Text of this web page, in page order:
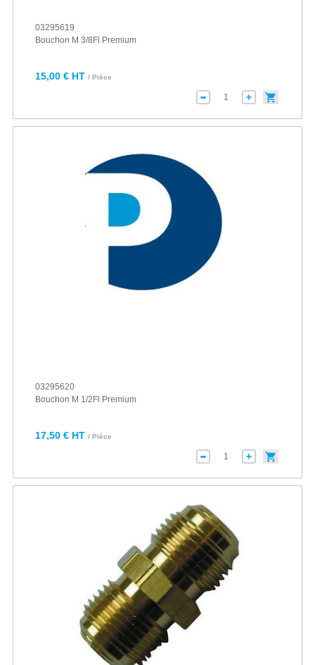
03295619
Bouchon M 3/8Fl Premium
15,00 € HT / Pièce
03295620
Bouchon M 1/2Fl Premium
17,50 € HT / Pièce